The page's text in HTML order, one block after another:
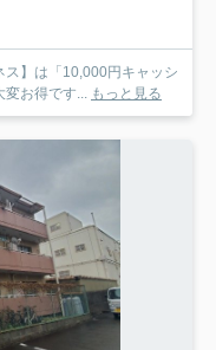
ス】は「10,000円キャッシ
変お得です... もっと見る